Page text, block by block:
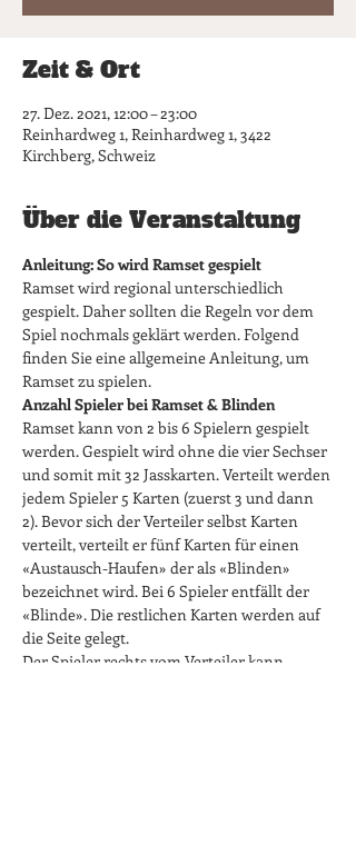
Zeit & Ort
27. Dez. 2021, 12:00 – 23:00
Reinhardweg 1, Reinhardweg 1, 3422
Kirchberg, Schweiz
Über die Veranstaltung
Anleitung: So wird Ramset gespielt
Ramset wird regional unterschiedlich
gespielt. Daher sollten die Regeln vor dem
Spiel nochmals geklärt werden. Folgend
finden Sie eine allgemeine Anleitung, um
Ramset zu spielen.
Anzahl Spieler bei Ramset & Blinden
Ramset kann von 2 bis 6 Spielern gespielt
werden. Gespielt wird ohne die vier Sechser
und somit mit 32 Jasskarten. Verteilt werden
jedem Spieler 5 Karten (zuerst 3 und dann
2). Bevor sich der Verteiler selbst Karten
verteilt, verteilt er fünf Karten für einen
«Austausch-Haufen» der als «Blinden»
bezeichnet wird. Bei 6 Spieler entfällt der
«Blinde». Die restlichen Karten werden auf
die Seite gelegt.
Der Spieler rechts vom Verteiler kann